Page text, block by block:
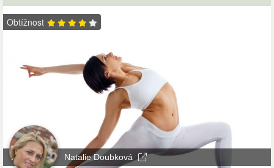
Obtížnost
Natalie Doubková